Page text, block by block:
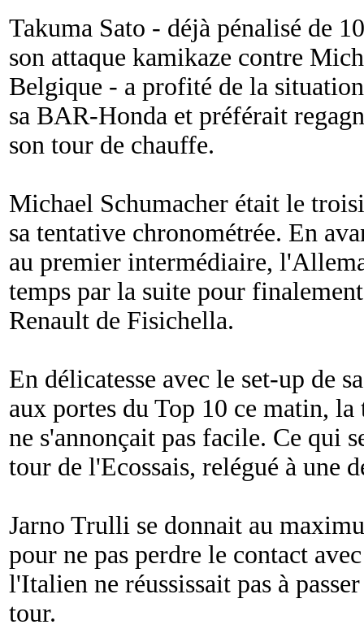
Takuma Sato - déjà pénalisé de
son attaque kamikaze contre
Belgique - a profité de la
sa BAR-Honda et préférait
son tour de chauffe.
Michael Schumacher était le
sa tentative chronométrée. En
au premier intermédiaire,
temps par la suite pour
Renault de Fisichella.
En délicatesse avec le set-up de
aux portes du Top 10 ce matin,
ne s'annonçait pas facile. Ce qui
tour de l'Ecossais, relégué à une
Jarno Trulli se donnait au
pour ne pas perdre le contact
l'Italien ne réussissait pas à
tour.